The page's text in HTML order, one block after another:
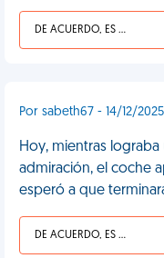
DE ACUERDO, ES UNA VIDA HP
Por sabeth67 - 14/12/
Hoy, mientras
admiración, el coche
esperó a que
DE ACUERDO, ES UNA VIDA HP